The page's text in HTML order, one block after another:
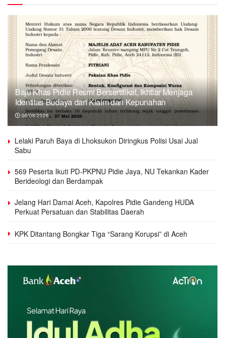
Baju Khas Pidie Resmi Bersertifikat, Ikhtiar Menjaga
Identitas Budaya dari Klaim dan Kepunahan
06/08/2026
Lelaki Paruh Baya di Lhoksukon Diringkus Polisi Usai Jual
Sabu
569 Peserta Ikuti PD-PKPNU Pidie Jaya, NU Tekankan Kader
Berideologi dan Berdampak
Jelang Hari Damai Aceh, Kapolres Pidie Gandeng HUDA
Perkuat Persatuan dan Stabilitas Daerah
KPK Ditantang Bongkar Tiga “Sarang Korupsi” di Aceh